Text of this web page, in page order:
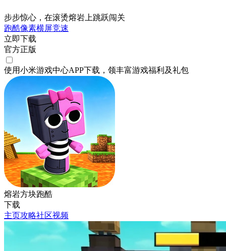
步步惊心，在滚烫熔岩上跳跃闯关
跑酷像素横屏竞速
立即下载
官方正版
使用小米游戏中心APP下载 ，领丰富游戏福利 及礼包
熔岩方块跑酷
下载
主页攻略社区视频